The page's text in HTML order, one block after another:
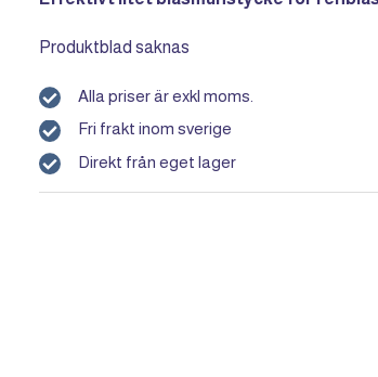
Produktblad saknas
Alla priser är exkl moms.
Fri frakt inom sverige
Direkt från eget lager